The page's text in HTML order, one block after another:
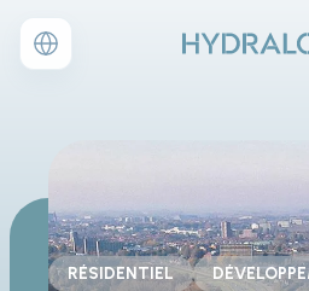
RÉSIDENTIEL